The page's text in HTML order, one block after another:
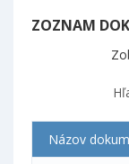
ZOZNAM
Názov